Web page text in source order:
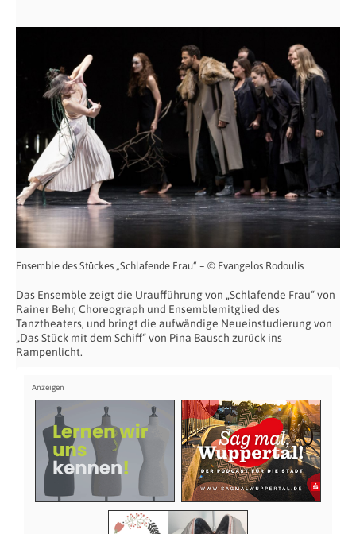
Ensemble des Stückes „Schlafende Frau“ – © Evangelos Rodoulis
Das Ensemble zeigt die Uraufführung von „Schlafende Frau“ von
Rainer Behr, Choreograph und Ensemblemitglied des
Tanztheaters, und bringt die aufwändige Neueinstudierung von
„Das Stück mit dem Schiff“ von Pina Bausch zurück ins
Rampenlicht.